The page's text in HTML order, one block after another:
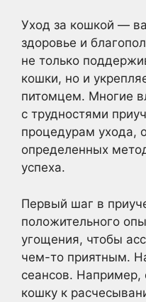
Уход за кошкой —
здоровье и
не только
кошки, но и
питомцем. Многие
с трудностями
процедурам ухода,
определенных
успеха.
Первый шаг в
положительного
угощения, чтобы
чем-то приятным.
сеансов. Например,
кошку к